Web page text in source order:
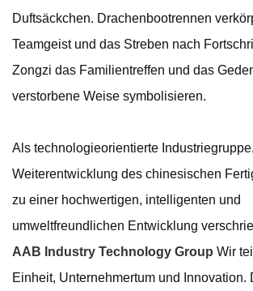
Duftsäckchen. Drachenbootrennen
Teamgeist und das Streben nach
Zongzi das Familientreffen und das
verstorbene Weise symbolisieren.
Als technologieorientierte
Weiterentwicklung des chinesischen
zu einer hochwertigen, intelligenten und
umweltfreundlichen Entwicklung
AAB Industry Technology Group Wir
Einheit, Unternehmertum und Innovation.